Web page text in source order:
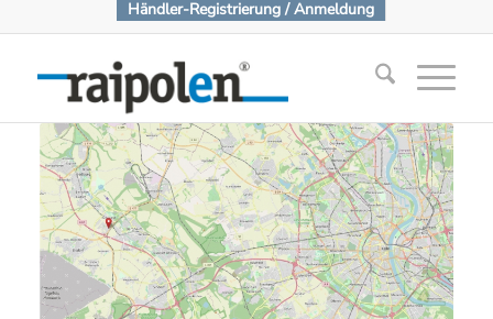
Händler-Registrierung / Anmeldung